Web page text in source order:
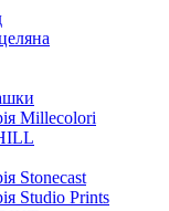
Millecolori
Stonecast
Studio Prints